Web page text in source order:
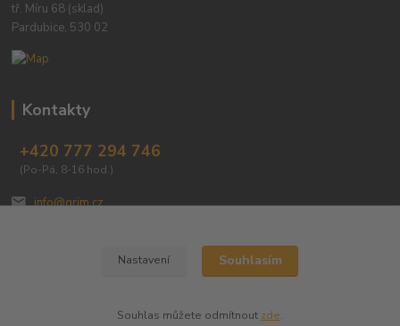
tř. Míru 68 (sklad)
Pardubice, 530 02
Kontakty
+420 777 294 746
(Po-Pá, 8-16 hod.)
info@grim.cz
Nastavení Souhlasím
Souhlas můžete odmítnout zde.